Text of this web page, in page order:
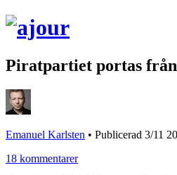
Piratpartiet portas från
Emanuel Karlsten • Publicerad 3/11
18 kommentarer